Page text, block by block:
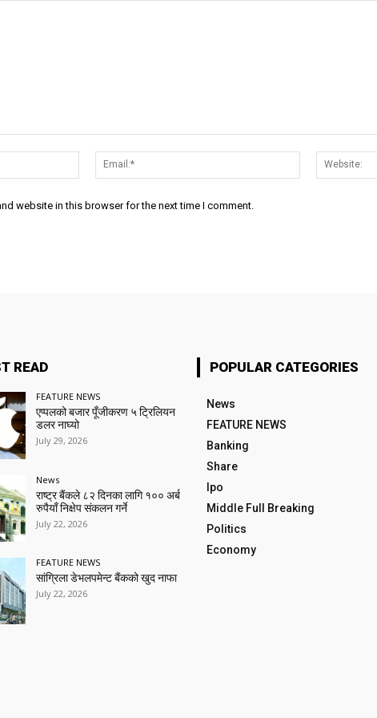
Name:*
Email:*
website in this browser for the next time I comment.
READ
FEATURE NEWS
एप्पलको बजार पूँजीकरण ५ ट्रिलियन
डलर नाघ्यो
July 29, 2026
News
राष्ट्र बैंकले ८२ दिनका लागि १०० अर्ब
रुपैयाँ निक्षेप संकलन गर्ने
July 22, 2026
FEATURE NEWS
सांग्रिला डेभलपमेन्ट बैंकको खुद नाफा
July 22, 2026
POPULAR CATEGORIES
News
FEATURE NEWS
Banking
Share
Ipo
Middle Full Breaking
Politics
Economy